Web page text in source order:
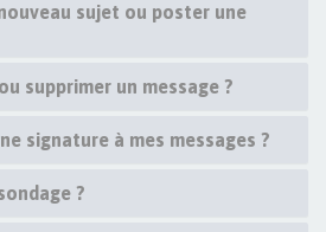
sujet ou poster une
supprimer un message ?
signature à mes messages ?
?